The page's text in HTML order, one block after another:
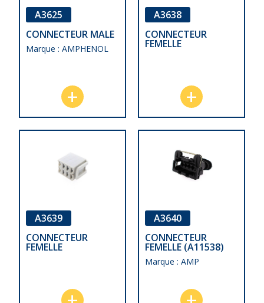
A3625
CONNECTEUR MALE
Marque : AMPHENOL
A3638
CONNECTEUR
FEMELLE
A3639
CONNECTEUR
FEMELLE
A3640
CONNECTEUR
FEMELLE (A11538)
Marque : AMP